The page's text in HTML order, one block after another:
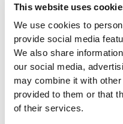
This website uses
We use cookies to
provide social media
We also share
our social media,
may combine it with
provided to them or that
of their services.